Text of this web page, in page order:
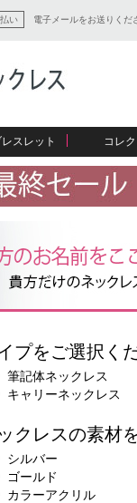
い 電子メールをお送りくだ
スレット
コレ
プをご選択く
筆記体ネックレス
キャリーネックレス
クレスの素材
シルバー
ゴールド
カラーアクリル